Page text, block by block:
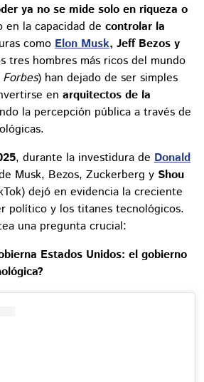
ya no se mide solo en riqueza o
en la capacidad de controlar la
como Elon Musk, Jeff Bezos y
tres hombres más ricos del mundo
Forbes) han dejado de ser simples
en arquitectos de la
la percepción pública a través de
, durante la investidura de Donald
Musk, Bezos, Zuckerberg y Shou
dejó en evidencia la creciente
político y los titanes tecnológicos.
una pregunta crucial:
Estados Unidos: el gobierno